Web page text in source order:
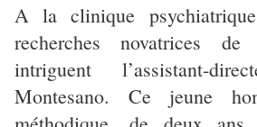
A la clinique
recherches novatrices de
intriguent l’assistant-
Montesano. Ce jeune